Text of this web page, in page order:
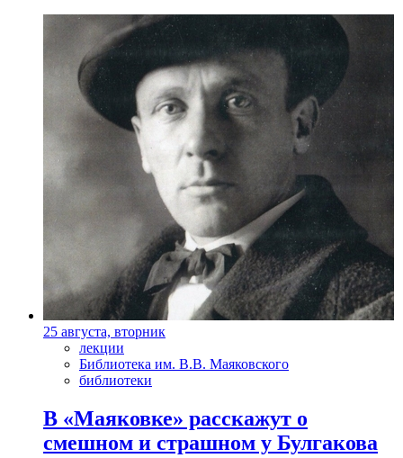
25 августа, вторник
лекции
Библиотека им. В.В. Маяковского
библиотеки
В «Маяковке» расскажут о
смешном и страшном у Булгакова